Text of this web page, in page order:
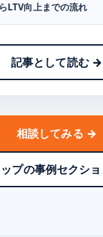
LTV向上までの流れ
記事として読む →
相談してみる →
ップの事例セクシ